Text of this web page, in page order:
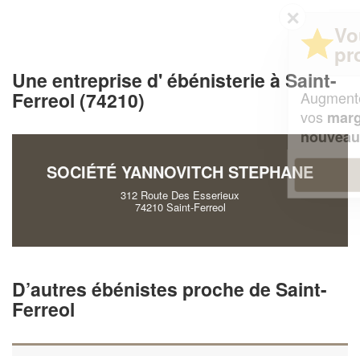
Une entreprise d' ébénisterie à Saint-
Ferreol (74210)
SOCIÉTÉ YANNOVITCH STEPHANE
312 Route Des Esserieux
74210 Saint-Ferreol
D’autres ébénistes proche de Saint-
Ferreol
Augmentez votre chiffre d'affaireset
marges
tout en gagnant de
nouveaux clients!
En savoir plus